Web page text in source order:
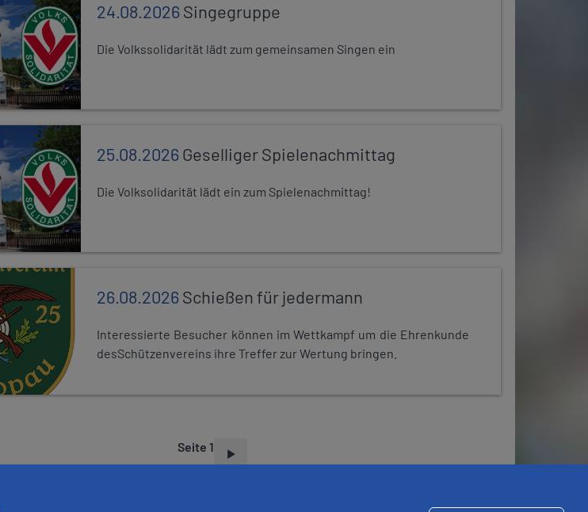
24.08.2026Singegruppe
Die Volkssolidarität lädt zum gemeinsamen Singen ein
25.08.2026Geselliger Spielenachmittag
Die Volksolidarität lädt ein zum Spielenachmittag!
26.08.2026Schießen für jedermann
Interessierte Besucher können im Wettkampf um die Ehrenkunde
desSchützenvereins ihre Treffer zur Wertung bringen.
Seite 1